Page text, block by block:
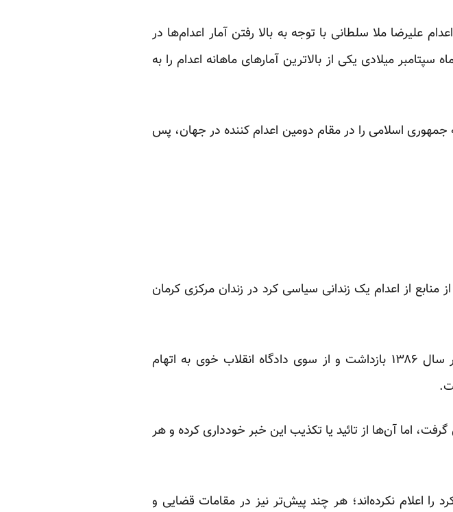
علیرضا ملا سلطانی با توجه به بالا رفتن آمار اعدام‌ها در
میلادی یکی از بالا‌ترین آمارهای ماهانه اعدام را به
دو نفر در روز بوده که جمهوری اسلامی را در مقام دومین اعدام کننده در جهان، پس
منابع از اعدام یک زندانی سیاسی کرد در زندان مرکزی کرمان
بر اساس این گزارش‌ها عزیز خاک زاد ۲۹ساله، اهل سلماس در سال ۱۳۸۶ بازداشت و از سوی دادگاه انقلاب خوی به اتهام
اما آن‌ها از تائید یا تکذیب این خبر خودداری کرده و هر
را اعلام نکرده‌اند؛ هر چند پیش‌تر نیز در مقامات قضایی و